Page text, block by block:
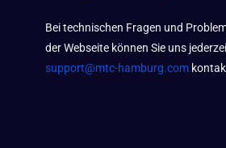
Bei technischen Fragen und
der Webseite können Sie uns
support@mtc-hamburg.com